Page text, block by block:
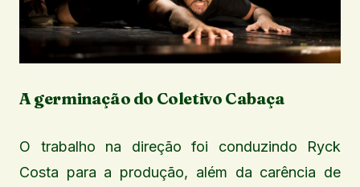
A germinação do Coletivo Cabaça
O trabalho na direção foi conduzindo Ryck
Costa para a produção, além da carência de